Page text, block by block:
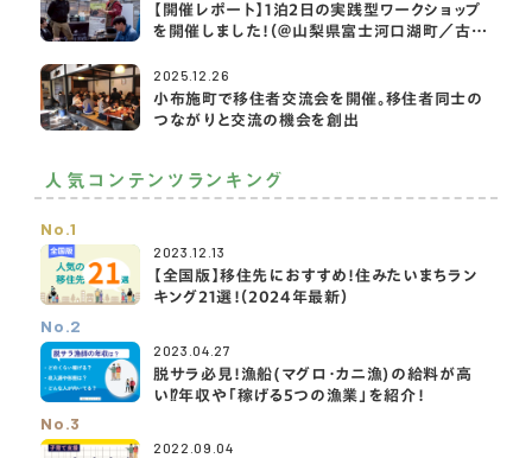
【開催レポート】1泊2日の実践型ワークショップ
を開催しました！（＠山梨県富士河口湖町／古民
2025.12.26
小布施町で移住者交流会を開催。移住者同士の
つながりと交流の機会を創出
人気コンテンツランキング
No.1
2023.12.13
【全国版】移住先におすすめ！住みたいまちラン
キング21選！（2024年最新）
No.2
2023.04.27
脱サラ必見！漁船(マグロ・カニ漁)の給料が高
い⁉️年収や「稼げる5つの漁業」を紹介！
No.3
2022.09.04